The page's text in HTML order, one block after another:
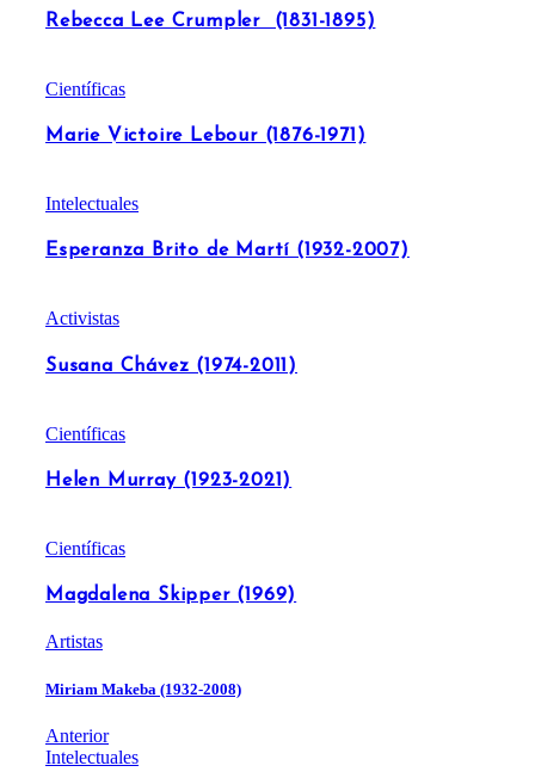
Rebecca Lee Crumpler (1831-1895)
Científicas
Marie Victoire Lebour (1876-1971)
Intelectuales
Esperanza Brito de Martí (1932-2007)
Activistas
Susana Chávez (1974-2011)
Científicas
Helen Murray (1923-2021)
Científicas
Magdalena Skipper (1969)
Artistas
Miriam Makeba (1932-2008)
Anterior
Intelectuales